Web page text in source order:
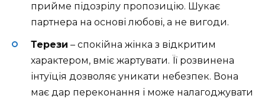
прийме підозрілу пропозицію. Шукає
партнера на основі любові, а не вигоди.
Терези – спокійна жінка з відкритим
характером, вміє жартувати. Її розвинена
інтуїція дозволяє уникати небезпек. Вона
має дар переконання і може налагоджувати